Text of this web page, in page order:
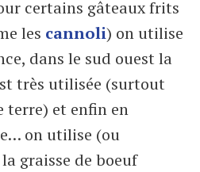
certains gâteaux frits
les cannoli) on utilise
dans le sud ouest la
très utilisée (surtout
terre) et enfin en
on utilise (ou
graisse de boeuf